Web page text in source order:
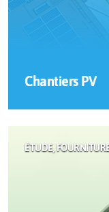
Chantiers PV
en œuvre aisée
ÉTUDE,